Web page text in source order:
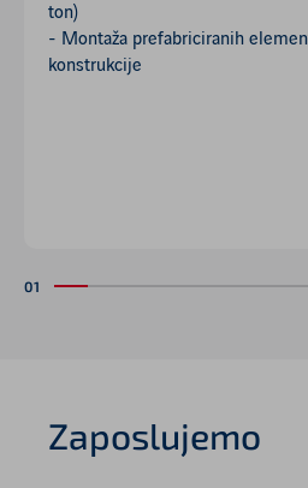
ton)
- Montaža prefabriciranih
konstrukcije
Zaposlujemo